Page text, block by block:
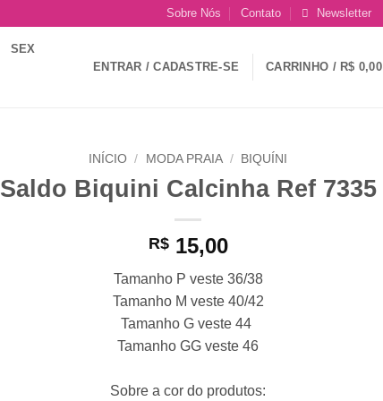
Sobre Nós Contato Newsletter
SEX
ENTRAR / CADASTRE-SE CARRINHO / R$ 0,00
INÍCIO / MODA PRAIA / BIQUÍNI
Saldo Biquini Calcinha Ref 7335
R$15,00
Tamanho P veste 36/38
Tamanho M veste 40/42
Tamanho G veste 44
Tamanho GG veste 46
Sobre a cor do produtos: